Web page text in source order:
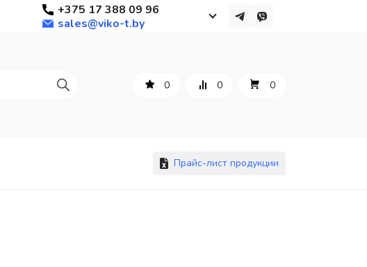
+375 17 388 09 96
sales@viko-t.by
+375 17 388 09 96
0 0 0
Прайс-лист продукции